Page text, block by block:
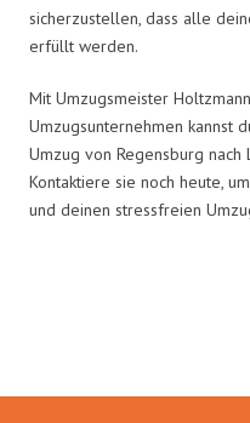
sicherzustellen, dass alle
erfüllt werden.
Mit Umzugsmeister
Umzugsunternehmen kannst
Umzug von Regensburg
Kontaktiere sie noch heute,
und deinen stressfreien